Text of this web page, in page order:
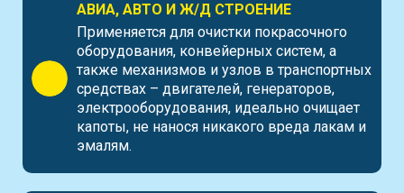
АВИА, АВТО И Ж/Д СТРОЕНИЕ
Применяется для очистки покрасочного
оборудования, конвейерных систем, а
также механизмов и узлов в транспортных
средствах – двигателей, генераторов,
электрооборудования, идеально очищает
капоты, не нанося никакого вреда лакам и
эмалям.